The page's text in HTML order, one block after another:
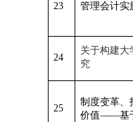
23 管理会计实
24
关于构建大
究
25
制度变革、
价值——基